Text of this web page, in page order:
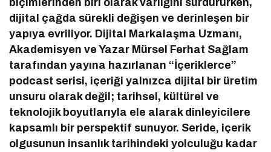
dijital çağda sürekli değişen ve derinleşen bir
yapıya evriliyor. Dijital Markalaşma Uzmanı,
Akademisyen ve Yazar Mürsel Ferhat Sağlam
tarafından yayına hazırlanan “İçeriklerce”
podcast serisi, içeriği yalnızca dijital bir üretim
unsuru olarak değil; tarihsel, kültürel ve
teknolojik boyutlarıyla ele alarak dinleyicilere
kapsamlı bir perspektif sunuyor. Seride, içerik
olgusunun insanlık tarihindeki yolculuğu kadar